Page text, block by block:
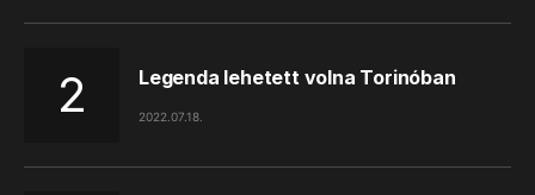
Legenda lehetett volna Torinóban
2022.07.18.